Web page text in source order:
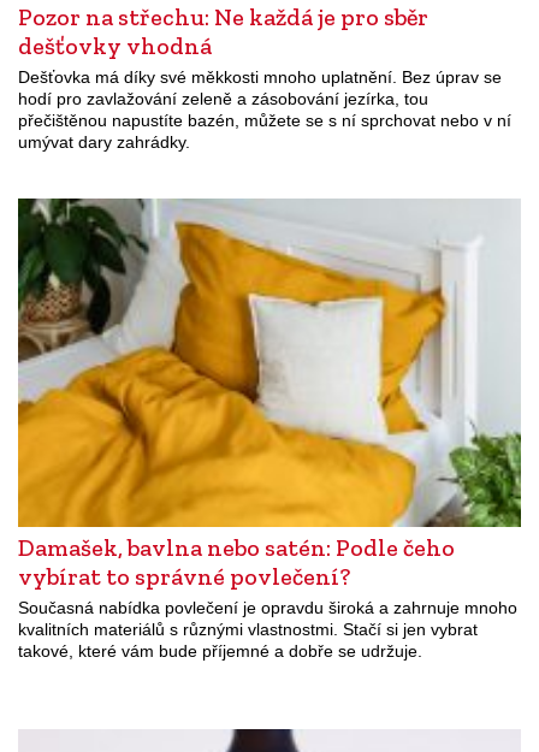
Pozor na střechu: Ne každá je pro sběr
dešťovky vhodná
Dešťovka má díky své měkkosti mnoho uplatnění. Bez úprav se
hodí pro zavlažování zeleně a zásobování jezírka, tou
přečištěnou napustíte bazén, můžete se s ní sprchovat nebo v ní
umývat dary zahrádky.
Damašek, bavlna nebo satén: Podle čeho
vybírat to správné povlečení?
Současná nabídka povlečení je opravdu široká a zahrnuje mnoho
kvalitních materiálů s různými vlastnostmi. Stačí si jen vybrat
takové, které vám bude příjemné a dobře se udržuje.